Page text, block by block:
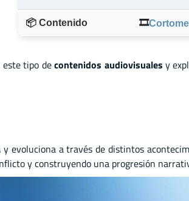
📦 Contenido 🎞️
este tipo decontenidos audiovisuales y
y evoluciona a través de distintos
y construyendo una progresión